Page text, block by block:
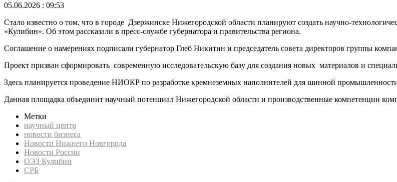
05.06.2026 : 09:53
Стало известно о том, что в городе Дзержинске Нижегородской области планируют создать научно-
«Кулибин». Об этом рассказали в пресс-службе губернатора и правительства региона.
Соглашение о намерениях подписали губернатор Глеб Никитин и председатель совета директоров группы
Проект призван сформировать современную исследовательскую базу для создания новых материалов и
Здесь планируется проведение НИОКР по разработке кремнеземных наполнителей для шинной
Данная площадка объединит научный потенциал Нижегородской области и производственные компетенции
Метки
научный центр
новости бизнеса
Новости Нижнего Новгорода
Новости России
ОЭЗ Кулибин
СРБ